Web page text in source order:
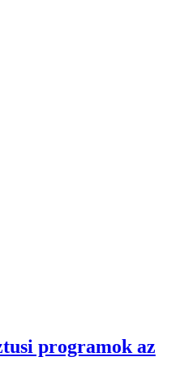
programok az